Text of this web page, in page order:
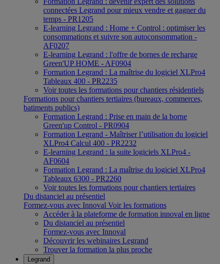
connectées Legrand pour mieux vendre et gagner du
temps - PR1205
E-learning Legrand : Home + Control : optimiser les
consommations et suivre son autoconsommation -
AF0207
E-learning Legrand : l'offre de bornes de recharge
Green'UP HOME - AF0904
Formation Legrand : La maîtrise du logiciel XLPro4
Tableaux 400 - PR2235
Voir toutes les formations pour chantiers résidentiels
Formations pour chantiers tertiaires (bureaux, commerces,
batiments publics)
Formation Legrand : Prise en main de la borne
Green'up Control - PR0904
Formation Legrand - Maîtriser l’utilisation du logiciel
XLPro4 Calcul 400 - PR2232
E-learning Legrand : la suite logiciels XLPro4 -
AF0604
Formation Legrand : La maîtrise du logiciel XLPro4
Tableaux 6300 - PR2260
Voir toutes les formations pour chantiers tertiaires
Du distanciel au présentiel
Formez-vous avec Innoval Voir les formations
Accéder à la plateforme de formation innoval en ligne
Du distanciel au présentiel
Formez-vous avec Innoval
Découvrir les webinaires Legrand
Trouver la formation la plus proche
Legrand